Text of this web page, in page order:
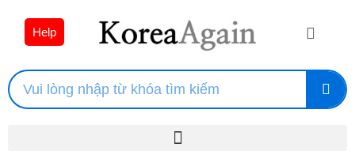
Help